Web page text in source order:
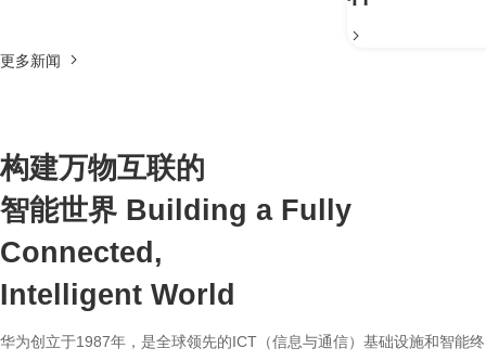
更多新闻
构建万物互联的
智能世界 Building a Fully
Connected,
Intelligent World
华为创立于1987年，是全球领先的ICT（信息与通信）基础设施和智能终